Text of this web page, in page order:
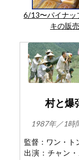
6/13〜パイナッ
キの販売
村と爆
1987年／1時
監督：ワン・ト
出演：チャン